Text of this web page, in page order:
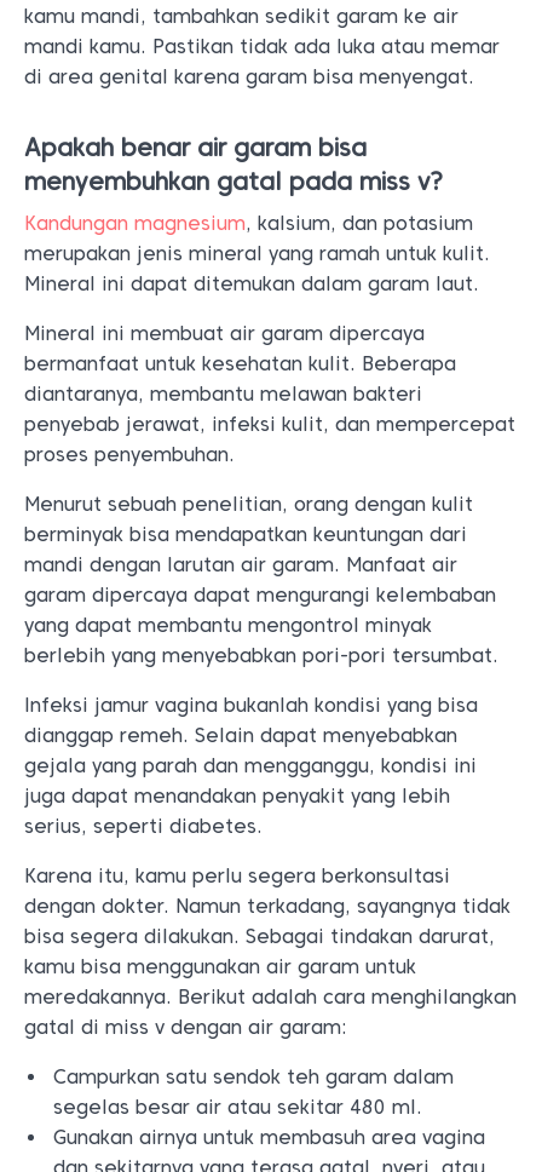
kamu mandi, tambahkan sedikit garam ke air
mandi kamu. Pastikan tidak ada luka atau memar
di area genital karena garam bisa menyengat.
Apakah benar air garam bisa
menyembuhkan gatal pada miss v?
Kandungan magnesium, kalsium, dan potasium
merupakan jenis mineral yang ramah untuk kulit.
Mineral ini dapat ditemukan dalam garam laut.
Mineral ini membuat air garam dipercaya
bermanfaat untuk kesehatan kulit. Beberapa
diantaranya, membantu melawan bakteri
penyebab jerawat, infeksi kulit, dan mempercepat
proses penyembuhan.
Menurut sebuah penelitian, orang dengan kulit
berminyak bisa mendapatkan keuntungan dari
mandi dengan larutan air garam. Manfaat air
garam dipercaya dapat mengurangi kelembaban
yang dapat membantu mengontrol minyak
berlebih yang menyebabkan pori-pori tersumbat.
Infeksi jamur vagina bukanlah kondisi yang bisa
dianggap remeh. Selain dapat menyebabkan
gejala yang parah dan mengganggu, kondisi ini
juga dapat menandakan penyakit yang lebih
serius, seperti diabetes.
Karena itu, kamu perlu segera berkonsultasi
dengan dokter. Namun terkadang, sayangnya tidak
bisa segera dilakukan. Sebagai tindakan darurat,
kamu bisa menggunakan air garam untuk
meredakannya. Berikut adalah cara menghilangkan
gatal di miss v dengan air garam:
Campurkan satu sendok teh garam dalam
segelas besar air atau sekitar 480 ml.
Gunakan airnya untuk membasuh area vagina